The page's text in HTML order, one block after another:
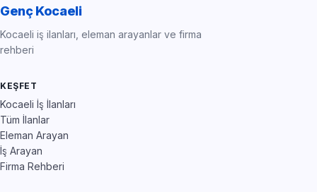
Genç Kocaeli
Kocaeli iş ilanları, eleman arayanlar ve firma
rehberi
KEŞFET
Kocaeli İş İlanları
Tüm İlanlar
Eleman Arayan
İş Arayan
Firma Rehberi